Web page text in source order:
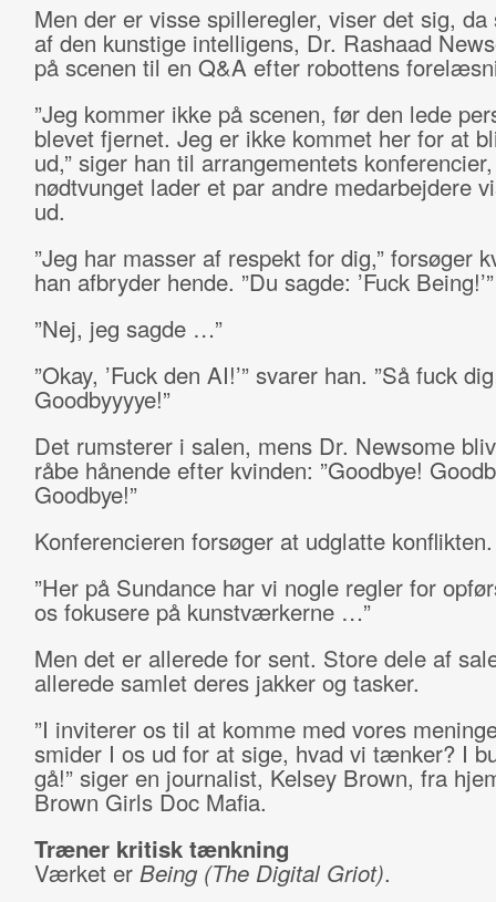
Men der er visse spilleregler, viser det sig, da
af den kunstige intelligens, Dr. Rashaad
på scenen til en Q&A efter robottens
”Jeg kommer ikke på scenen, før den lede
blevet fjernet. Jeg er ikke kommet her for at
ud,” siger han til arrangementets
nødtvunget lader et par andre medarbejdere
ud.
”Jeg har masser af respekt for dig,” forsøger
han afbryder hende. ”Du sagde: ’Fuck Being!’”
”Nej, jeg sagde …”
”Okay, ’Fuck den AI!’” svarer han. ”Så fuck
Goodbyyyye!”
Det rumsterer i salen, mens Dr. Newsome
råbe hånende efter kvinden: ”Goodbye!
Goodbye!”
Konferencieren forsøger at udglatte konflikten.
”Her på Sundance har vi nogle regler for
os fokusere på kunstværkerne …”
Men det er allerede for sent. Store dele af
allerede samlet deres jakker og tasker.
”I inviterer os til at komme med vores
smider I os ud for at sige, hvad vi tænker? I
gå!” siger en journalist, Kelsey Brown, fra
Brown Girls Doc Mafia.
Træner kritisk tænkning
Værket er Being (The Digital Griot).